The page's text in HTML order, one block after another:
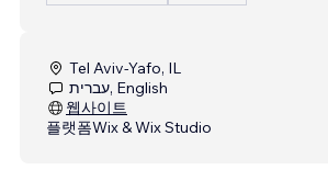
Tel Aviv-Yafo, IL
עברית, English
웹사이트
플랫폼Wix & Wix Studio